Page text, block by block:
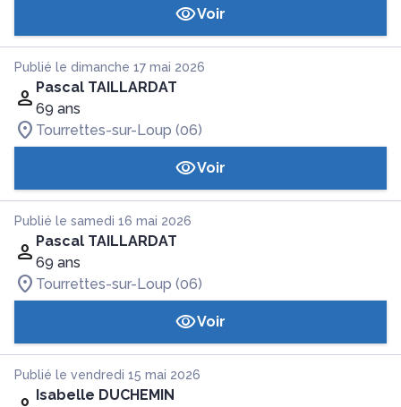
Voir
Publié le dimanche 17 mai 2026
Pascal TAILLARDAT
69 ans
Tourrettes-sur-Loup (06)
Voir
Publié le samedi 16 mai 2026
Pascal TAILLARDAT
69 ans
Tourrettes-sur-Loup (06)
Voir
Publié le vendredi 15 mai 2026
Isabelle DUCHEMIN